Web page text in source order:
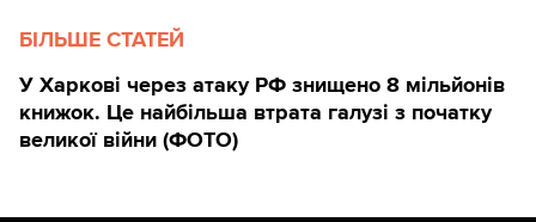
БІЛЬШЕ СТАТЕЙ
У Харкові через атаку РФ знищено 8 мільйонів
книжок. Це найбільша втрата галузі з початку
великої війни (ФОТО)